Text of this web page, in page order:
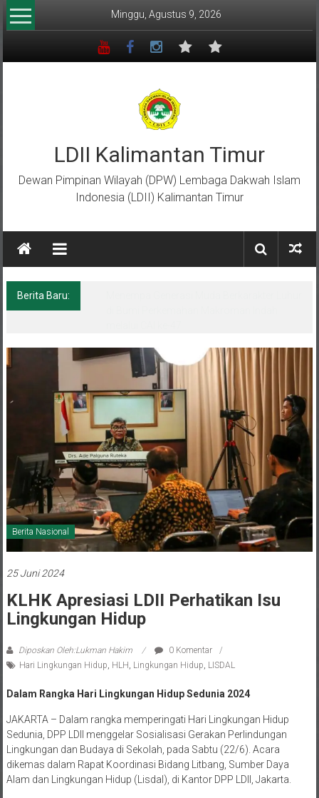
Lompat
ke
Minggu, Agustus 9, 2026
LDII Kalimantan Timur
Dewan Pimpinan Wilayah (DPW) Lembaga Dakwah Islam
Indonesia (LDII) Kalimantan Timur
Berita Baru:
Berita Nasional
25 Juni 2024
KLHK Apresiasi LDII Perhatikan Isu
Lingkungan Hidup
Diposkan Oleh:Lukman Hakim
0 Komentar
Hari Lingkungan Hidup, HLH, Lingkungan Hidup, LISDAL
Dalam Rangka Hari Lingkungan Hidup Sedunia 2024
JAKARTA – Dalam rangka memperingati Hari Lingkungan Hidup
Sedunia, DPP LDII menggelar Sosialisasi Gerakan Perlindungan
Lingkungan dan Budaya di Sekolah, pada Sabtu (22/6). Acara
dikemas dalam Rapat Koordinasi Bidang Litbang, Sumber Daya
Alam dan Lingkungan Hidup (Lisdal), di Kantor DPP LDII, Jakarta.